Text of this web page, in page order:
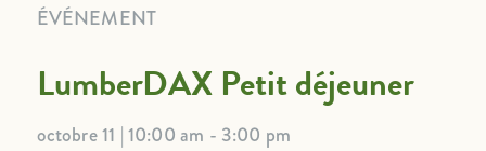
ÉVÉNEMENT
LumberDAX Petit déjeuner
octobre 11 | 10:00 am - 3:00 pm